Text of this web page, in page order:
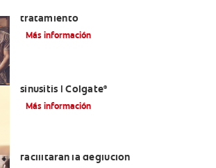
tratamiento
Más información
sinusitis | Colgate®
Más información
facilitarán la deglución